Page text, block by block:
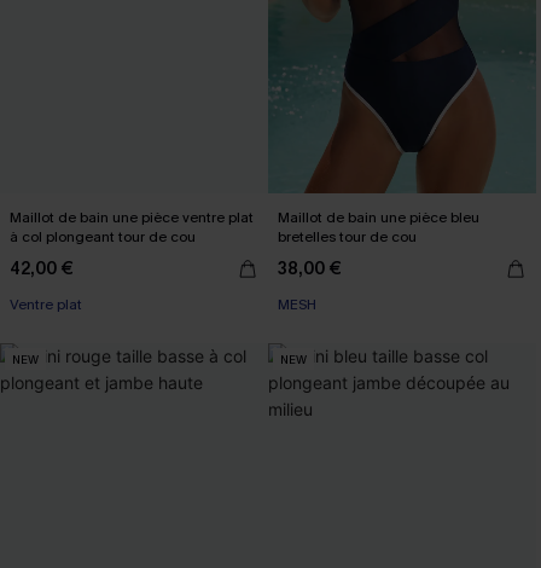
Maillot de bain une pièce ventre plat
à col plongeant tour de cou
42,00 €
Ventre plat
Maillot de bain une pièce bleu
bretelles tour de cou
38,00 €
MESH
NEW NEW